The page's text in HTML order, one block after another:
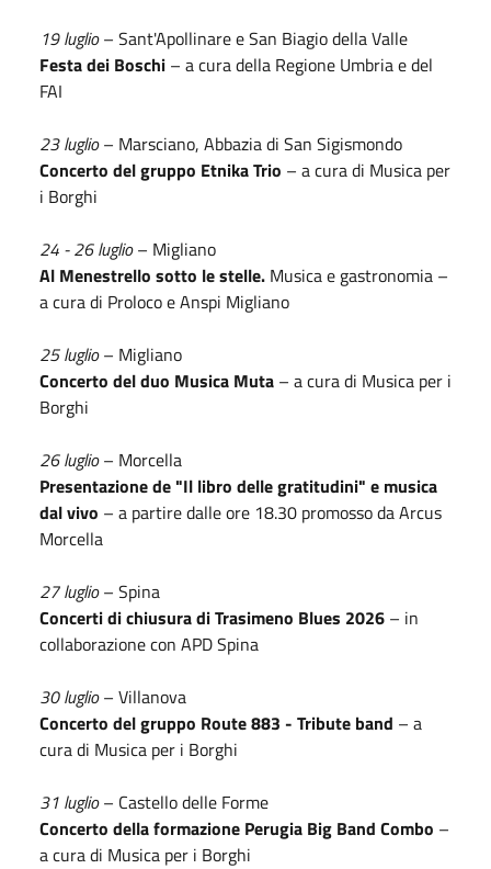
19 luglio– Sant'Apollinare e San Biagio della Valle
Festa dei Boschi – a cura della Regione Umbria e del
FAI
23 luglio– Marsciano, Abbazia di San Sigismondo
Concerto del gruppo Etnika Trio – a cura di Musica per
i Borghi
24 - 26 luglio– Migliano
Al Menestrello sotto le stelle. Musica e gastronomia –
a cura di Proloco e Anspi Migliano
25 luglio– Migliano
Concerto del duo Musica Muta – a cura di Musica per i
Borghi
26 luglio– Morcella
Presentazione de "Il libro delle gratitudini" e musica
dal vivo – a partire dalle ore 18.30 promosso da Arcus
Morcella
27 luglio– Spina
Concerti di chiusura di Trasimeno Blues 2026 – in
collaborazione con APD Spina
30 luglio– Villanova
Concerto del gruppo Route 883 - Tribute band – a
cura di Musica per i Borghi
31 luglio– Castello delle Forme
Concerto della formazione Perugia Big Band Combo –
a cura di Musica per i Borghi